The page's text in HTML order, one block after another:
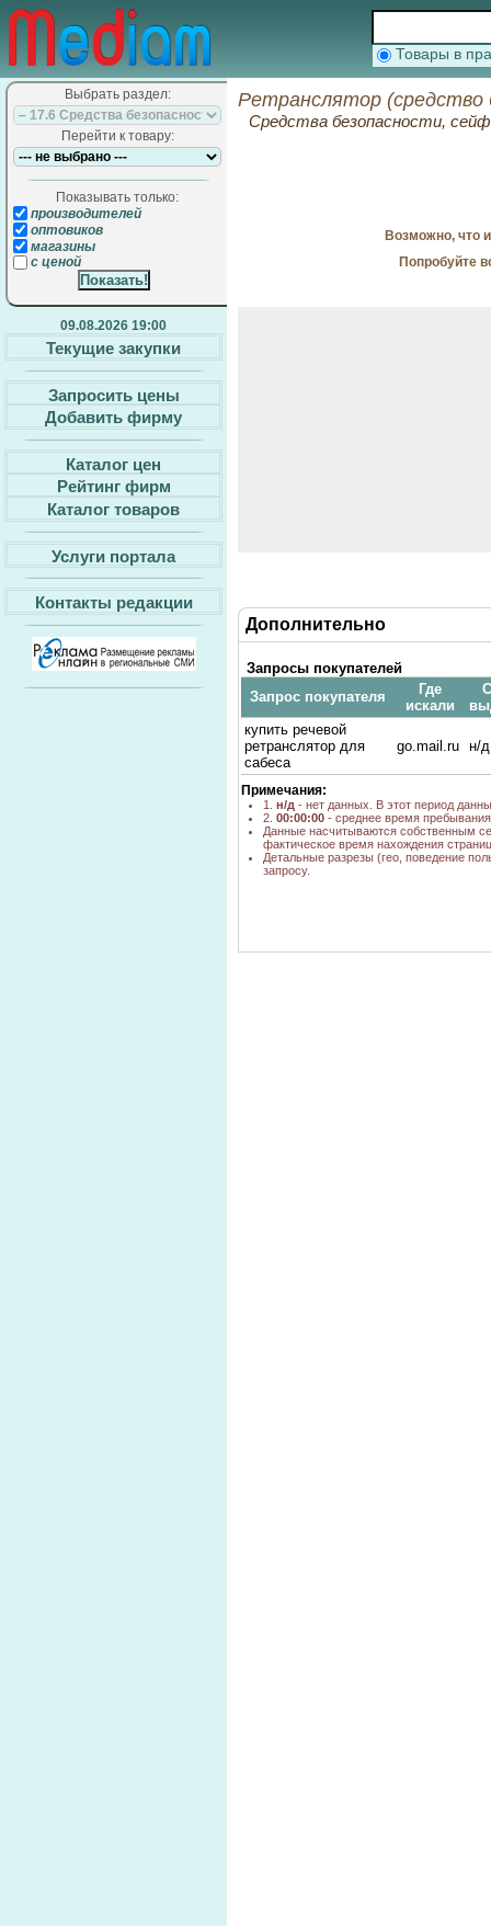
Товары в
Выбрать раздел:
Перейти к товару:
Показывать только:
производителей
оптовиков
магазины
с ценой
09.08.2026 19:00
Текущие закупки
Запросить цены
Добавить фирму
Каталог цен
Рейтинг фирм
Каталог товаров
Услуги портала
Контакты редакции
Ретранслятор
Средства безопасности,
Возможно, что
Попробуйте
Дополнительно
Запросы покупателей
Запрос покупателя
Где
искали
купить речевой
ретранслятор для
сабеса
go.mail.ru н/д
Примечания:
1. н/д - нет данных. В этот период
2. 00:00:00 - среднее время
Данные насчитываются собственным
фактическое время нахождения
Детальные разрезы (гео, поведение
запросу.